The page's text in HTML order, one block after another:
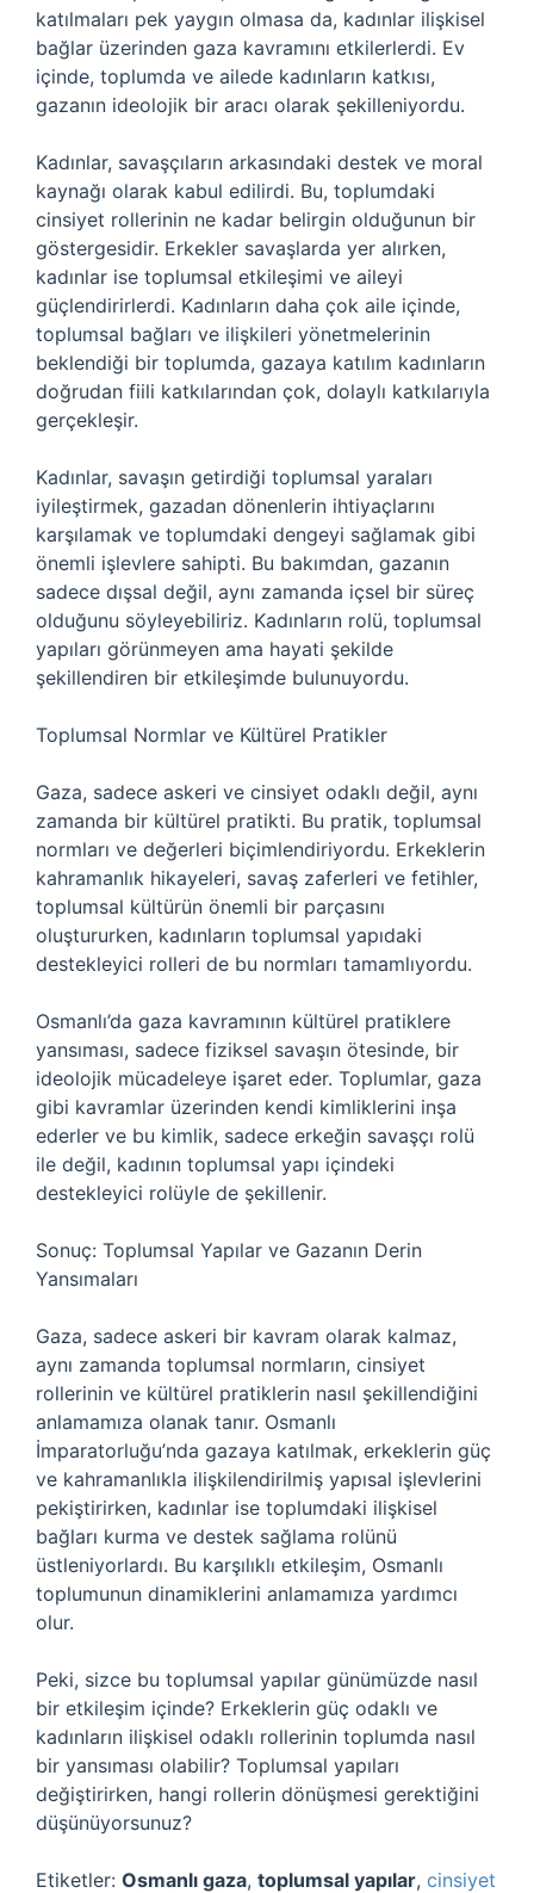
katılmaları pek yaygın olmasa da, kadınlar ilişkisel
bağlar üzerinden gaza kavramını etkilerlerdi. Ev
içinde, toplumda ve ailede kadınların katkısı,
gazanın ideolojik bir aracı olarak şekilleniyordu.
Kadınlar, savaşçıların arkasındaki destek ve moral
kaynağı olarak kabul edilirdi. Bu, toplumdaki
cinsiyet rollerinin ne kadar belirgin olduğunun bir
göstergesidir. Erkekler savaşlarda yer alırken,
kadınlar ise toplumsal etkileşimi ve aileyi
güçlendirirlerdi. Kadınların daha çok aile içinde,
toplumsal bağları ve ilişkileri yönetmelerinin
beklendiği bir toplumda, gazaya katılım kadınların
doğrudan fiili katkılarından çok, dolaylı katkılarıyla
gerçekleşir.
Kadınlar, savaşın getirdiği toplumsal yaraları
iyileştirmek, gazadan dönenlerin ihtiyaçlarını
karşılamak ve toplumdaki dengeyi sağlamak gibi
önemli işlevlere sahipti. Bu bakımdan, gazanın
sadece dışsal değil, aynı zamanda içsel bir süreç
olduğunu söyleyebiliriz. Kadınların rolü, toplumsal
yapıları görünmeyen ama hayati şekilde
şekillendiren bir etkileşimde bulunuyordu.
Toplumsal Normlar ve Kültürel Pratikler
Gaza, sadece askeri ve cinsiyet odaklı değil, aynı
zamanda bir kültürel pratikti. Bu pratik, toplumsal
normları ve değerleri biçimlendiriyordu. Erkeklerin
kahramanlık hikayeleri, savaş zaferleri ve fetihler,
toplumsal kültürün önemli bir parçasını
oluştururken, kadınların toplumsal yapıdaki
destekleyici rolleri de bu normları tamamlıyordu.
Osmanlı’da gaza kavramının kültürel pratiklere
yansıması, sadece fiziksel savaşın ötesinde, bir
ideolojik mücadeleye işaret eder. Toplumlar, gaza
gibi kavramlar üzerinden kendi kimliklerini inşa
ederler ve bu kimlik, sadece erkeğin savaşçı rolü
ile değil, kadının toplumsal yapı içindeki
destekleyici rolüyle de şekillenir.
Sonuç: Toplumsal Yapılar ve Gazanın Derin
Yansımaları
Gaza, sadece askeri bir kavram olarak kalmaz,
aynı zamanda toplumsal normların, cinsiyet
rollerinin ve kültürel pratiklerin nasıl şekillendiğini
anlamamıza olanak tanır. Osmanlı
İmparatorluğu’nda gazaya katılmak, erkeklerin güç
ve kahramanlıkla ilişkilendirilmiş yapısal işlevlerini
pekiştirirken, kadınlar ise toplumdaki ilişkisel
bağları kurma ve destek sağlama rolünü
üstleniyorlardı. Bu karşılıklı etkileşim, Osmanlı
toplumunun dinamiklerini anlamamıza yardımcı
olur.
Peki, sizce bu toplumsal yapılar günümüzde nasıl
bir etkileşim içinde? Erkeklerin güç odaklı ve
kadınların ilişkisel odaklı rollerinin toplumda nasıl
bir yansıması olabilir? Toplumsal yapıları
değiştirirken, hangi rollerin dönüşmesi gerektiğini
düşünüyorsunuz?
Etiketler: Osmanlı gaza, toplumsal yapılar, cinsiyet